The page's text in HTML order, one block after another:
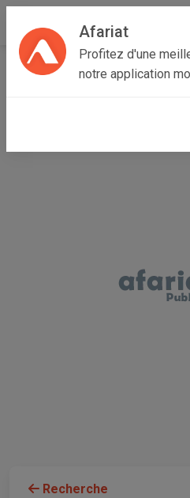
Afariat
Profitez d'une
notre application
Accueil Véhicules Oasis -
Recherche